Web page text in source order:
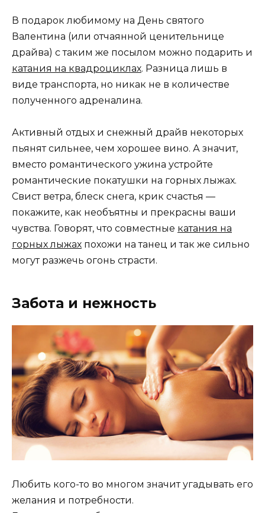
В подарок любимому на День святого
Валентина (или отчаянной ценительнице
драйва) с таким же посылом можно подарить и
катания на квадроциклах. Разница лишь в
виде транспорта, но никак не в количестве
полученного адреналина.
Активный отдых и снежный драйв некоторых
пьянят сильнее, чем хорошее вино. А значит,
вместо романтического ужина устройте
романтические покатушки на горных лыжах.
Свист ветра, блеск снега, крик счастья —
покажите, как необъятны и прекрасны ваши
чувства. Говорят, что совместные катания на
горных лыжах похожи на танец и так же сильно
могут разжечь огонь страсти.
Забота и нежность
Любить кого-то во многом значит угадывать его
желания и потребности.